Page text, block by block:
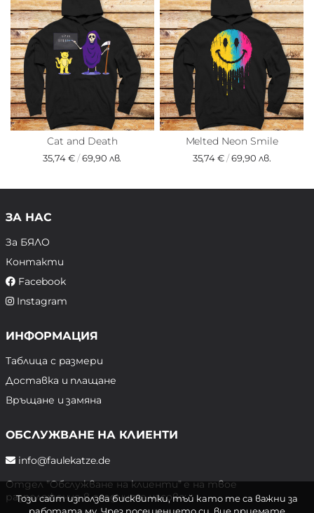
Cat and Death
35,74 €/69,90 лв.
Melted Neon Smile
35,74 €/69,90 лв.
ЗА НАС
За БЯЛО
Контакти
Facebook
Instagram
ИНФОРМАЦИЯ
Таблица с размери
Доставка и плащане
Връщане и замяна
ОБСЛУЖВАНЕ НА КЛИЕНТИ
info@faulekatze.de
Отдел "Обслужване на клиенти" е на твое
разположение в следните часове:
Този сайт използва бисквитки, тъй като те са важни за